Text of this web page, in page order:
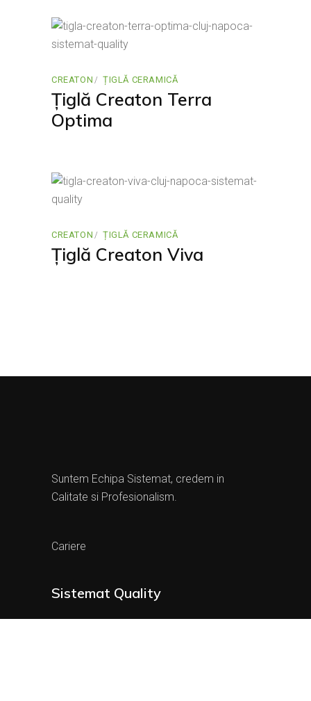
CREATON ȚIGLĂ CERAMICĂ
Țiglă Creaton Terra
Optima
CREATON ȚIGLĂ CERAMICĂ
Țiglă Creaton Viva
Suntem Echipa Sistemat, credem in
Calitate si Profesionalism.
Cariere
Sistemat Quality